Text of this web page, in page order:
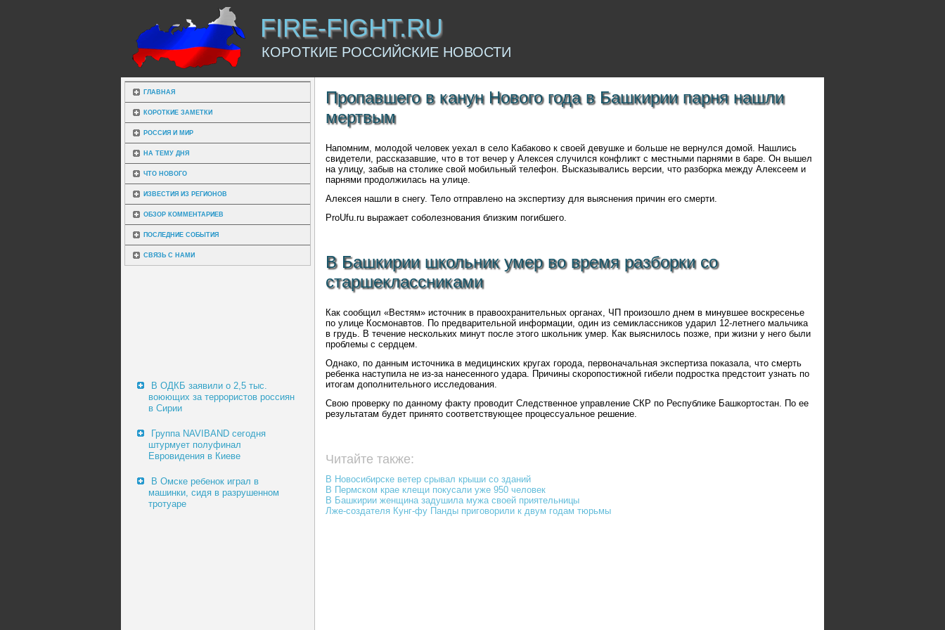
FIRE-FIGHT.RU
КОРОТКИЕ РОССИЙСКИЕ НОВОСТИ
ГЛАВНАЯ
КОРОТКИЕ ЗАМЕТКИ
РОССИЯ И МИР
НА ТЕМУ ДНЯ
ЧТО НОВОГО
ИЗВЕСТИЯ ИЗ РЕГИОНОВ
ОБЗОР КОММЕНТАРИЕВ
ПОСЛЕДНИЕ СОБЫТИЯ
СВЯЗЬ С НАМИ
В ОДКБ заявили о 2,5 тыс.
воюющих за террористов россиян
в Сирии
Группа NAVIBAND сегодня
штурмует полуфинал
Евровидения в Киеве
В Омске ребенок играл в
машинки, сидя в разрушенном
тротуаре
Пропавшего в канун Нового года в Башкирии парня нашли
мертвым
Напомним, молодой человек уехал в село Кабаково к своей девушке и больше не вернулся домой. Нашлись
свидетели, рассказавшие, что в тот вечер у Алексея случился конфликт с местными парнями в баре. Он вышел
на улицу, забыв на столике свой мобильный телефон. Высказывались версии, что разборка между Алексеем и
парнями продолжилась на улице.
Алексея нашли в снегу. Тело отправлено на экспертизу для выяснения причин его смерти.
ProUfu.ru выражает соболезнования близким погибшего.
В Башкирии школьник умер во время разборки со
старшеклассниками
Как сообщил «Вестям» источник в правоохранительных органах, ЧП произошло днем в минувшее воскресенье
по улице Космонавтов. По предварительной информации, один из семиклассников ударил 12-летнего мальчика
в грудь. В течение нескольких минут после этого школьник умер. Как выяснилось позже, при жизни у него были
проблемы с сердцем.
Однако, по данным источника в медицинских кругах города, первоначальная экспертиза показала, что смерть
ребенка наступила не из-за нанесенного удара. Причины скоропостижной гибели подростка предстоит узнать по
итогам дополнительного исследования.
Свою проверку по данному факту проводит Следственное управление СКР по Республике Башкортостан. По ее
результатам будет принято соответствующее процессуальное решение.
Читайте также:
В Новосибирске ветер срывал крыши со зданий
В Пермском крае клещи покусали уже 950 человек
В Башкирии женщина задушила мужа своей приятельницы
Лже-создателя Кунг-фу Панды приговорили к двум годам тюрьмы